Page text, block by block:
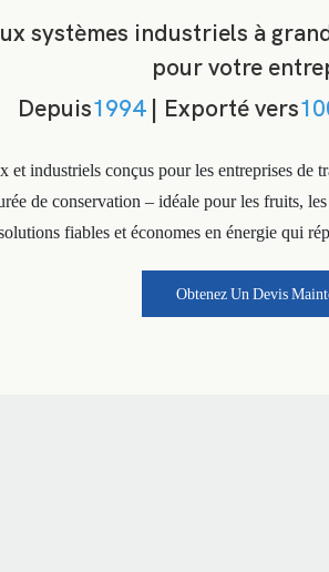
systèmes industriels à
pour votre
Depuis1994| Exporté vers
industriels conçus pour les entreprises
de conservation – idéale pour les fruits,
fiables et économes en énergie qui
Obtenez Un Devis